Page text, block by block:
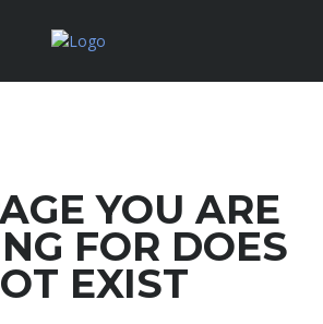
YOU ARE
FOR DOES
EXIST